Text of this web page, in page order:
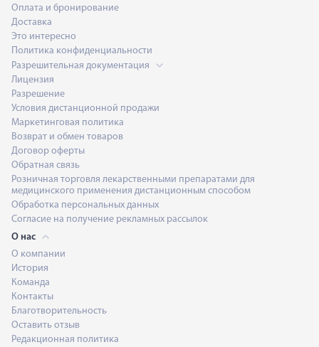
Оплата и бронирование
Доставка
Это интересно
Политика конфиденциальности
Разрешительная документация
Лицензия
Разрешение
Условия дистанционной продажи
Маркетинговая политика
Возврат и обмен товаров
Договор оферты
Обратная связь
Розничная торговля лекарственными препаратами для
медицинского применения дистанционным способом
Обработка персональных данных
Согласие на получение рекламных рассылок
О нас
О компании
История
Команда
Контакты
Благотворительность
Оставить отзыв
Редакционная политика